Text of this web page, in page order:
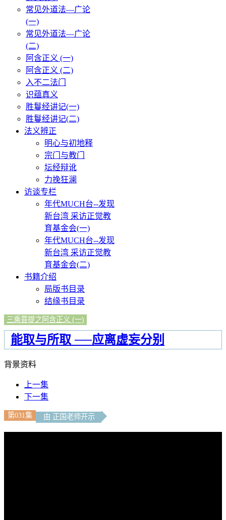
常见外道法—广论
(一)
常见外道法—广论
(二)
阿含正义 (一)
阿含正义 (二)
入不二法门
识蕴真义
胜鬘经讲记(一)
胜鬘经讲记(二)
法义辨正
明心与初地释
宗门与教门
坛经辩讹
力挽狂澜
访谈专栏
年代MUCH台--发现
新台湾 采访正觉教
育基金会(一)
年代MUCH台--发现
新台湾 采访正觉教
育基金会(二)
书籍介绍
局版书目录
结缘书目录
三乘菩提之阿含正义 (一)
能取与所取 ──应离虚妄分别
背景资料
上一集
下一集
第031集 由 正国老师开示